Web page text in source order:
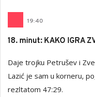
19:40
18. minut: KAKO IGRA
Daje trojku Petrušev i
Lazić je sam u korneru,
rezltatom 47:29.